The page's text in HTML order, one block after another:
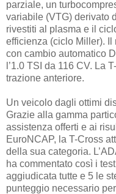
parziale, un
variabile (VTG) derivato
rivestiti al plasma e il
efficienza (ciclo Miller). Il
con cambio automatico
l’1.0 TSI da 116 CV. La
trazione anteriore.
Un veicolo dagli ottimi
Grazie alla gamma
assistenza offerti e ai
EuroNCAP, la T-Cross
della sua categoria.
ha commentato così i
aggiudicata tutte e 5 le
punteggio necessario